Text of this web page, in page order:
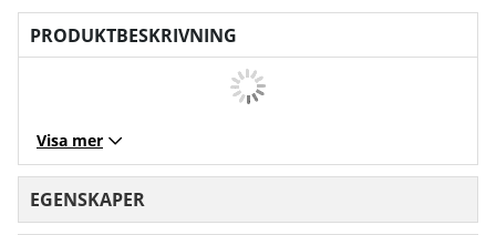
PRODUKTBESKRIVNING
Visa mer
EGENSKAPER